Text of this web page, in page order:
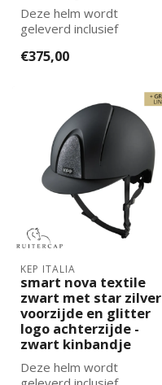
Deze helm wordt
geleverd inclusief
maat binnenvoering k...
€375,00
KEP ITALIA
smart nova textile
zwart met star zilver
voorzijde en glitter
logo achterzijde -
zwart kinbandje
Deze helm wordt